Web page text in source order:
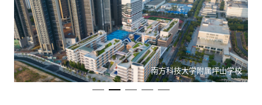
南方科技大学附属坪山学校